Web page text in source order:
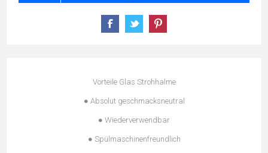
Vorteile Glas Strohhalme
● Absolut geschmacksneutral
● Wiederverwendbar
● Spülmaschinenfreundlich